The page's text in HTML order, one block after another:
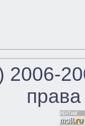
2006-